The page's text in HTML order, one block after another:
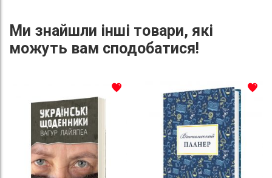
Ми знайшли інші товари, які
можуть вам сподобатися!
До списку бажань